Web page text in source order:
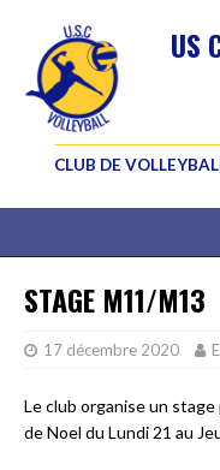
US
CLUB DE
STAGE M11/M13
17 décembre 2020
Le club organise un
de Noel du Lundi 21 au